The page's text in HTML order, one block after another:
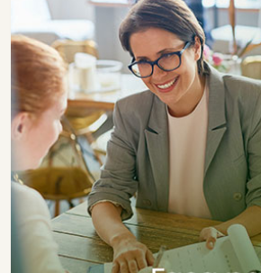
amplo e moderno, ampla área
terraço descoberto. Próximo á: -Biblioteca
Municipal Prof. Júlio Bonazzi -
Alvino Hosken de Oliveira -Capela
Cassia -Clinica Veterinária
Poliesportivo Moleque Cesar -
Carrosel -Mirante Santa Rita -
Odontológico -Padaria Maedas -
01 minuto do centro da cidade